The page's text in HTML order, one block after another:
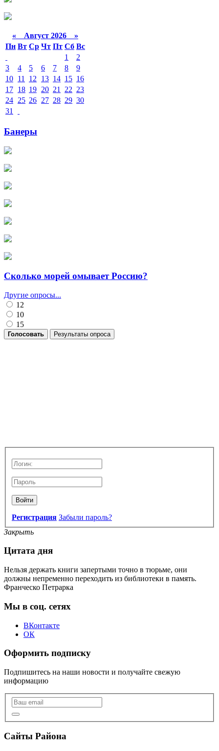
« Август 2026 »
Пн Вт Ср Чт Пт Сб Вс
1
2
3
4 5 6 7 8
9
10 11 12 13 14 15 16
17 18 19 20 21 22 23
24 25 26 27 28 29 30
31
Банеры
Сколько морей омывает Россию?
Другие опросы...
12
10
15
Голосовать Результаты опроса
Войти
Регистрация Забыли пароль?
Закрыть
Цитата дня
Нельзя держать книги запертыми точно в тюрьме, они
должны непременно переходить из библиотеки в память.
Франческо Петрарка
Мы в соц. сетях
ВКонтакте
ОК
Оформить подписку
Подпишитесь на наши новости и получайте свежую
информацию
Сайты Района